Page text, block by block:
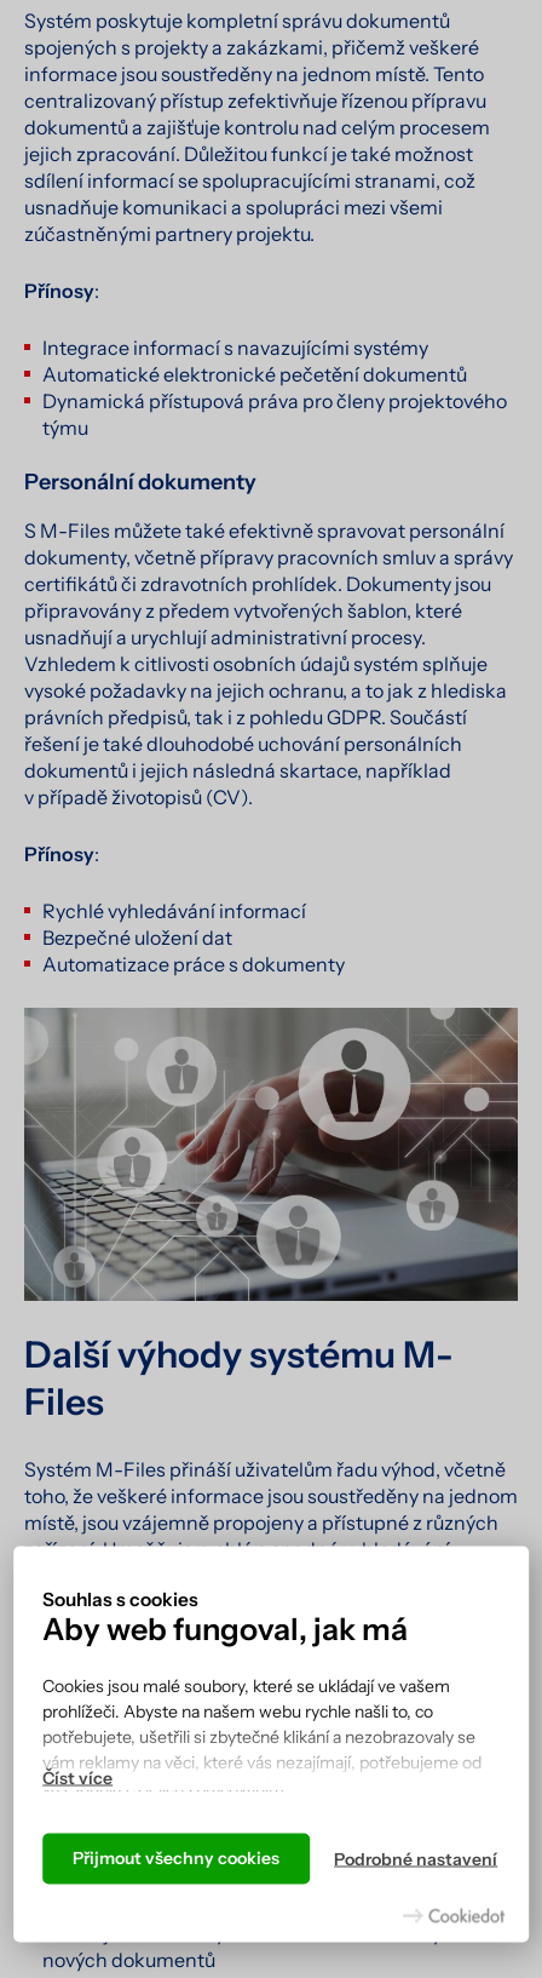
Systém poskytuje kompletní správu dokumentů
spojených s projekty a zakázkami, přičemž veškeré
informace jsou soustředěny na jednom místě. Tento
centralizovaný přístup zefektivňuje řízenou přípravu
dokumentů a zajišťuje kontrolu nad celým procesem
jejich zpracování. Důležitou funkcí je také možnost
sdílení informací se spolupracujícími stranami, což
usnadňuje komunikaci a spolupráci mezi všemi
zúčastněnými partnery projektu.
Přínosy:
Integrace informací s navazujícími systémy
Automatické elektronické pečetění dokumentů
Dynamická přístupová práva pro členy projektového
týmu
Personální dokumenty
S M-Files můžete také efektivně spravovat personální
dokumenty, včetně přípravy pracovních smluv a správy
certifikátů či zdravotních prohlídek. Dokumenty jsou
připravovány z předem vytvořených šablon, které
usnadňují a urychlují administrativní procesy.
Vzhledem k citlivosti osobních údajů systém splňuje
vysoké požadavky na jejich ochranu, a to jak z hlediska
právních předpisů, tak i z pohledu GDPR. Součástí
řešení je také dlouhodobé uchování personálních
dokumentů i jejich následná skartace, například
v případě životopisů (CV).
Přínosy:
Rychlé vyhledávání informací
Bezpečné uložení dat
Automatizace práce s dokumenty
Další výhody systému M-
Files
Systém M-Files přináší uživatelům řadu výhod, včetně
toho, že veškeré informace jsou soustředěny na jednom
místě, jsou vzájemně propojeny a přístupné z různých
zařízení. Umožňuje rychlé a snadné vyhledávání
s jednoduchým ovládáním.
zabezpečení informací s auditní stopou, jednotnou
centrální správu a možnost integrace s ostatními
systémy. Podle potřeb organizace je možné systém
používat jak on-premise, tak v cloudu.
o 70 % vyšší efektivita pracovních procesů
nových dokumentů
Souhlas s cookies
Aby web fungoval, jak má
Cookies jsou malé soubory, které se ukládají ve vašem
prohlížeči. Abyste na našem webu rychle našli to, co
potřebujete, ušetřili si zbytečné klikání a nezobrazovaly se
vám reklamy na věci, které vás nezajímají, potřebujeme od
vás souhlas s jejich zpracováním.
Podle cookies vás náš web totiž pozná a zobrazí se vám tak,
jak jste zvyklí, a hlavně tak, aby všechno správně fungovalo.
Přijmout všechny cookies Podrobné nastavení